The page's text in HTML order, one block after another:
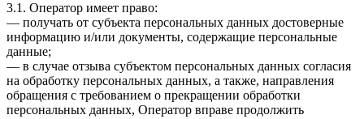
3.1. Оператор имеет право:
— получать от субъекта персональных данных достоверные
информацию и/или документы, содержащие персональные
данные;
— в случае отзыва субъектом персональных данных согласия
на обработку персональных данных, а также, направления
обращения с требованием о прекращении обработки
персональных данных, Оператор вправе продолжить